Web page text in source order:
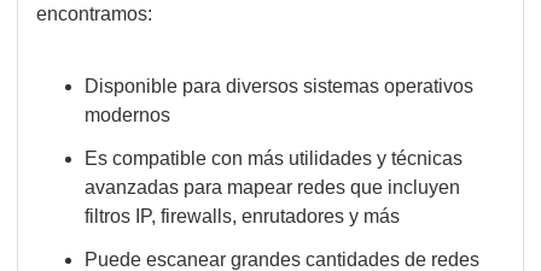
encontramos:
Disponible para diversos sistemas operativos
modernos
Es compatible con más utilidades y técnicas
avanzadas para mapear redes que incluyen
filtros IP, firewalls, enrutadores y más
Puede escanear grandes cantidades de redes